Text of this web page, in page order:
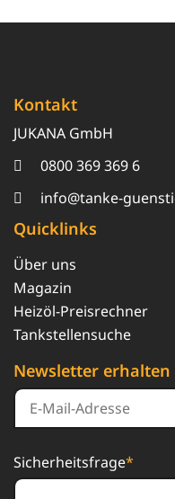
Kontakt
JUKANA GmbH
0800 369 369 6
info@tanke-
Quicklinks
Über uns
Magazin
Heizöl-Preisrechner
Tankstellensuche
Newsletter erhalten
Sicherheitsfrage*